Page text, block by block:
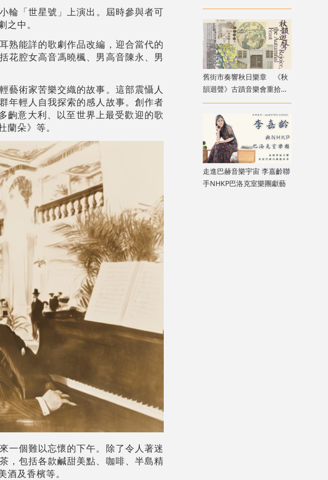
輪「世星號」上演出。屆時參與者可
中。
熟能詳的歌劇作品改編，迎合當代的
花腔女高音馮曉楓、男高音陳永、男
藝術家苦樂交織的故事。這部震懾人
年輕人自我探索的感人故事。創作者
齣意大利、以至世界上最受歡迎的歌
朵》等。
一個難以忘懷的下午。除了令人著迷
，包括各款鹹甜美點、咖啡、半島精
及香檳等。
歲 U2主唱感懷悼念：他永
存於硬幣落入的吉他盒中
舊街市奏響秋日樂章 《秋
韻迴聲》古蹟音樂會重拾香
港中秋記憶
走進巴赫音樂宇宙 李嘉齡聯
手NHKP巴洛克室樂團獻藝